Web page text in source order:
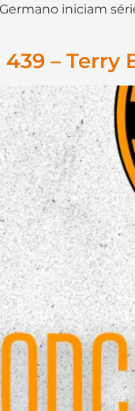
iniciam
– Terry